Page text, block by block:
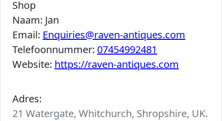
Shop
Naam: Jan
Email: Enquiries@raven-antiques.com
Telefoonnummer: 07454992481
Website: https://raven-antiques.com
Adres:
21 Watergate, Whitchurch, Shropshire, UK.